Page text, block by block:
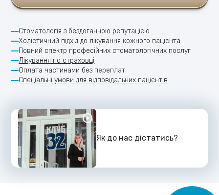
Стоматологія з бездоганною репутацією
Холістичний підхід до лікування кожного пацієнта
Повний спектр професійних стоматологічних послуг
Лікування по страховці
Оплата частинами без переплат
Спеціальні умови для відповідальних пацієнтів
Як до нас дістатись?